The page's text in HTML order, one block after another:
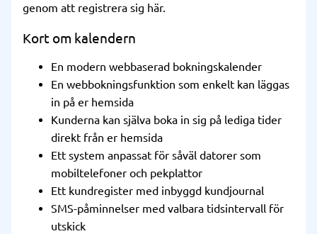
genom att registrera sig här.
Kort om kalendern
En modern webbaserad bokningskalender
En webbokningsfunktion som enkelt kan läggas
in på er hemsida
Kunderna kan själva boka in sig på lediga tider
direkt från er hemsida
Ett system anpassat för såväl datorer som
mobiltelefoner och pekplattor
Ett kundregister med inbyggd kundjournal
SMS-påminnelser med valbara tidsintervall för
utskick